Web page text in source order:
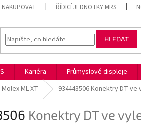
NAKUPOVAT ŘÍDICÍ JEDNOTKY MRS
HLEDAT
Kariéra Průmyslové displeje
Molex ML-XT 934443506Konektry DT ve
Konektry DT ve